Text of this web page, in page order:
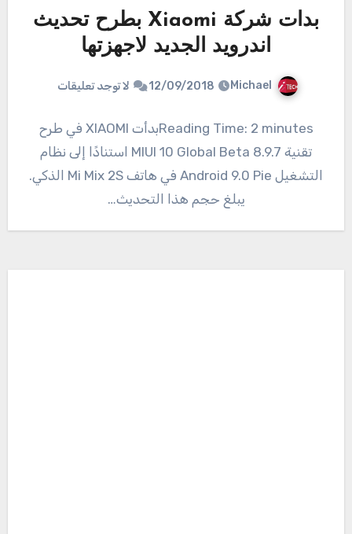
بدات شركة Xiaomi بطرح تحديث
اندرويد الجديد لاجهزتها
Michael
12/09/2018 لا توجد تعليقات
Reading Time: 2 minutesبدأت XIAOMI في طرح
تقنية MIUI 10 Global Beta 8.9.7 استنادًا إلى نظام
التشغيل Android 9.0 Pie في هاتف Mi Mix 2S الذكي.
يبلغ حجم هذا التحديث…